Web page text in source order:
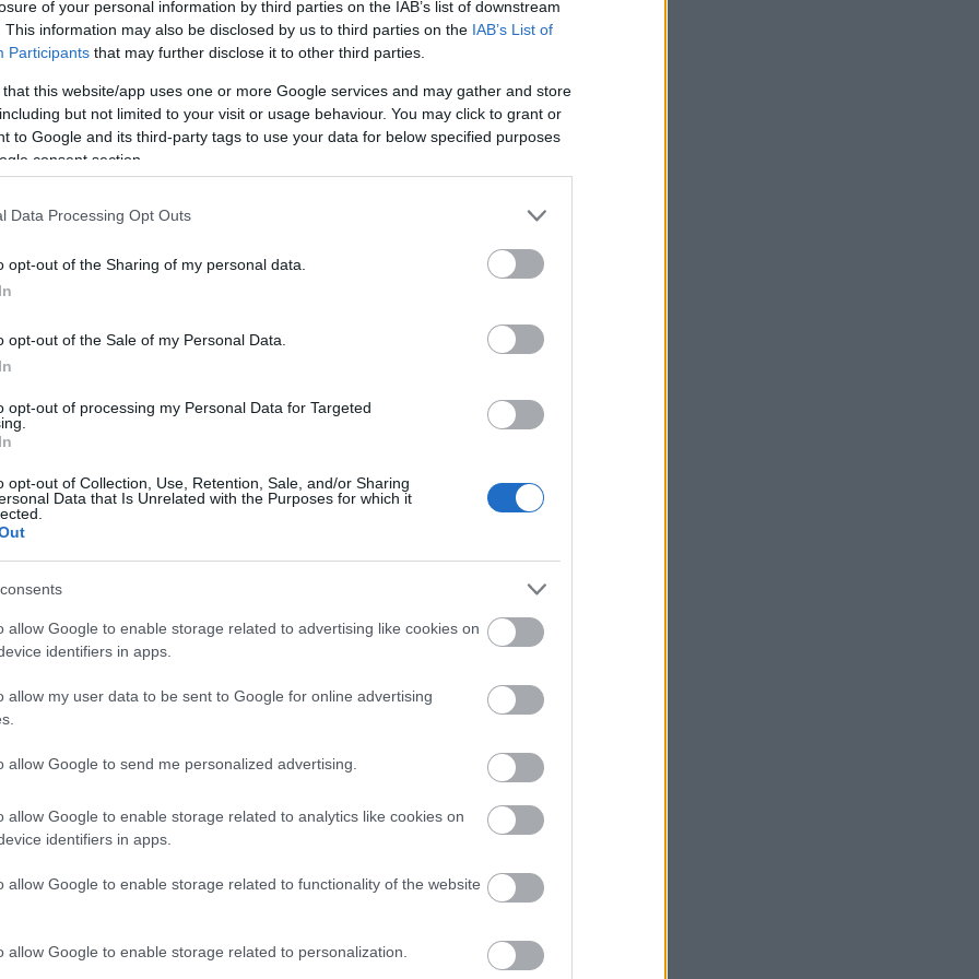
of your personal information by third parties on the IAB’s list of downstream
This information may also be disclosed by us to third parties on the IAB’s List of
Participants that may further disclose it to other third parties.
that this website/app uses one or more Google services and may gather and store
but not limited to your visit or usage behaviour. You may click to grant or
to Google and its third-party tags to use your data for below specified purposes
consent section.
Data Processing Opt Outs
opt-out of the Sharing of my personal data.
opt-out of the Sale of my Personal Data.
opt-out of processing my Personal Data for Targeted
opt-out of Collection, Use, Retention, Sale, and/or Sharing
Data that Is Unrelated with the Purposes for which it
allow Google to enable storage related to advertising like cookies on
identifiers in apps.
allow my user data to be sent to Google for online advertising
allow Google to send me personalized advertising.
allow Google to enable storage related to analytics like cookies on
identifiers in apps.
allow Google to enable storage related to functionality of the website
allow Google to enable storage related to personalization.
τομείς και
πρόγραμμα άνω των 150 εκατ.
κοιτάζει είναι σαφώς πολλαπλάσια σε
σχετίζονται κυρίως με ξενοδοχεία και
(ήδη 1.000 κλειδιά, στόχος τα 2.000 σε
βασικούς τομείς δράσης, αλλά και
ή retail.
διοίκηση της εισηγμένης, υπό τον CEO
συνάντησης, σε βραχυ-
της ΑΕΕΑΠ θα ανέλθει σε 1 δις
2025 και λίγο άνω των 100 εκατ. το
ο στόχος αυτός ακόμη κι εντός
16:56 Wall Street: Καθ' οδόν για νέα ρεκόρ οι
δείκτες
παγκόσμια αγορά ιδιωτικών
κεφαλαίων - Επενδύσεις άνω του $1
τρισ. το α' εξάμηνο
Μητσοτάκη με τον Πρόεδρο της
νότιο Λίβανο - «Η Χεζμπολάχ
παραβίασε την εκεχειρία»
σύνταξη - Οι 3 κινήσεις που πρέπει να
γίνουν εγκαίρως
μεγάλωσαν χωρίς κινητά
Τουρκία: Κατατέθηκε στην
Κασκάρι (Fed): Ήρθε η ώρα να
επιτόκια
αξίζει να ανακαλύψετε
Electronic Arts: Ολοκληρώθηκε η
δολαρίων - Εκτός Nasdaq η μετοχή
τζιράρει 25 εκατ. ευρώ
κατέγραψε ο ιδιωτικός τομέας τον
Ιούλιο
Code αύριο Αττική, Βοιωτία και Εύβοια